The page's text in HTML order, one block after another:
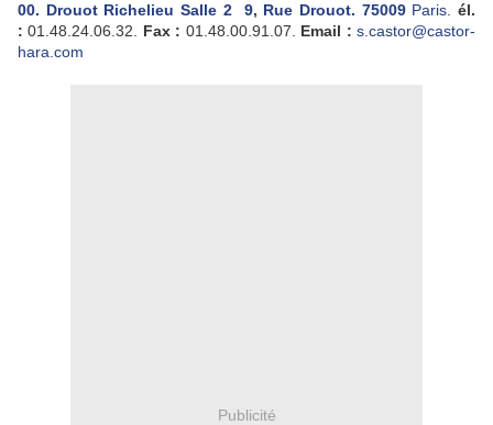
00. Drouot Richelieu Salle 2 9, Rue Drouot. 75009Paris .él.
:01.48.24.06.32. Fax : 01.48.00.91.07. Email :s.castor@castor-
hara.com
Publicité